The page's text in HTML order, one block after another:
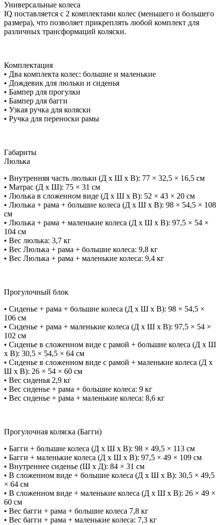
Универсальные колеса
IQ поставляется с 2 комплектами колес (меньшего и большего
размера), что позволяет прикреплять любой комплект для
различных трансформаций коляски.
Комплектация
• Два комплекта колес: большие и маленькие
• Дождевик для люльки и сиденья
• Бампер для прогулки
• Бампер для багги
• Узкая ручка для коляски
• Ручка для переноски рамы
Габариты
Люлька
• Внутренняя часть люльки (Д х Ш х В): 77 × 32,5 × 16,5 см
• Матрас (Д х Ш): 75 × 31 см
• Люлька в сложенном виде (Д х Ш х В): 52 × 43 × 20 см
• Люлька + рама + большие колеса (Д х Ш х В): 98 × 54,5 × 108
см
• Люлька + рама + маленькие колеса (Д х Ш х В): 97,5 × 54 ×
104 см
• Вес люлька: 3,7 кг
• Вес Люлька + рама + большие колеса: 9,8 кг
• Вес Люлька + рама + маленькие колеса: 9,4 кг
Прогулочный блок
• Сиденье + рама + большие колеса (Д х Ш х В): 98 × 54,5 ×
106 cм
• Сиденье + рама + маленькие колеса (Д х Ш х В): 97,5 × 54 ×
102 cм
• Сиденье в сложенном виде с рамой + большие колеса (Д х Ш
х В): 30,5 × 54,5 × 64 cм
• Сиденье в сложенном виде с рамой + маленькие колеса (Д х
Ш х В): 26 × 54 × 60 cм
• Вес сиденья 2,9 кг
• Вес сиденье + рама + большие колеса: 9 кг
• Вес сиденье + рама + маленькие колеса: 8,6 кг
Прогулочная коляска (Багги)
• Багги + большие колеса (Д х Ш х В): 98 × 49,5 × 113 см
• Багги + маленькие колеса (Д х Ш х В): 97,5 × 49 × 109 см
• Внутреннее сиденье (Ш х Д): 84 × 31 см
• В сложенном виде + большие колеса (Д х Ш х В): 30,5 × 49,5
× 64 см
• В сложенном виде + маленькие колеса (Д х Ш х В): 26 × 49 ×
60 см
• Вес багги + рама + большие колеса 7,8 кг
• Вес багги + рама + маленькие колеса: 7,3 кг